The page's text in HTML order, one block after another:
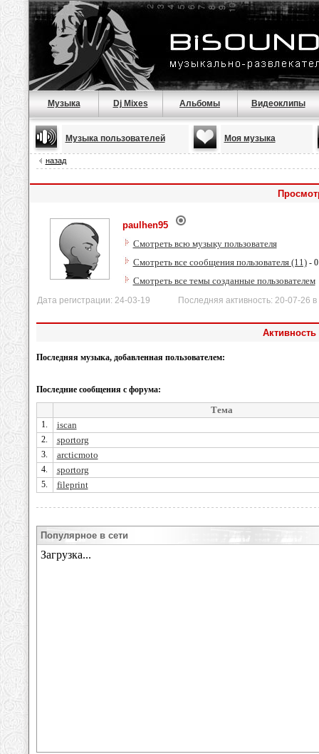
Музыка Dj Mixes Альбомы Видеоклипы
Музыка пользователей Моя музыка
назад
paulhen95
Смотреть всю музыку пользователя
Смотреть все сообщения пользователя (11)- 0
Смотреть все темы созданные пользователем
Дата регистрации: 24-03-19 Последняя активность: 20-07-26 в
Последняя музыка, добавленная пользователем:
Последние сообщения с форума:
Тема
1. iscan
2. sportorg
3. arcticmoto
4. sportorg
5. fileprint
Популярное в сети